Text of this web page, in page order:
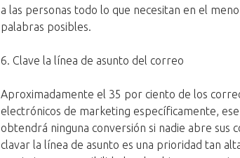
a las personas todo lo que necesitan en el
palabras posibles.
6. Clave la línea de asunto del correo
Aproximadamente el 35 por ciento de los
electrónicos de marketing específicamente,
obtendrá ninguna conversión si nadie abre sus
clavar la línea de asunto es una prioridad tan